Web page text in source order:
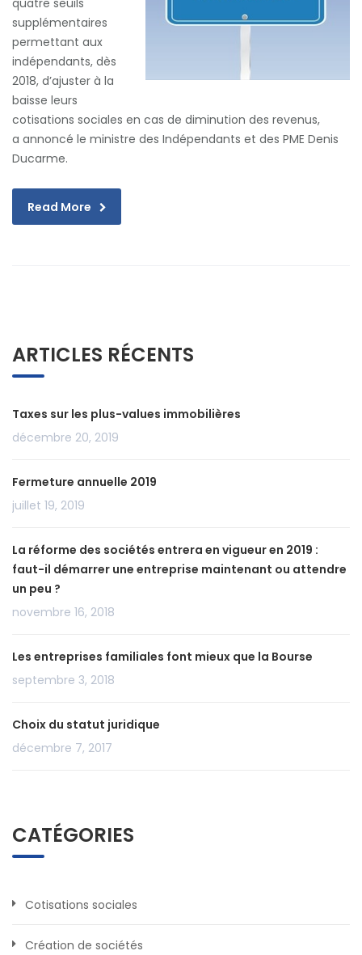
quatre seuils
supplémentaires
permettant aux
indépendants, dès
2018, d’ajuster à la
baisse leurs
cotisations sociales en cas de diminution des revenus,
a annoncé le ministre des Indépendants et des PME Denis
Ducarme.
Read More
ARTICLES RÉCENTS
Taxes sur les plus-values immobilières
décembre 20, 2019
Fermeture annuelle 2019
juillet 19, 2019
La réforme des sociétés entrera en vigueur en 2019 :
faut-il démarrer une entreprise maintenant ou attendre
un peu ?
novembre 16, 2018
Les entreprises familiales font mieux que la Bourse
septembre 3, 2018
Choix du statut juridique
décembre 7, 2017
CATÉGORIES
Cotisations sociales
Création de sociétés